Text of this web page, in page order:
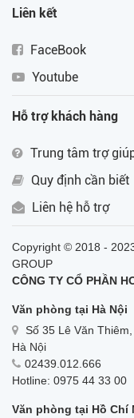
Liên kết
FaceBook
Youtube
Hỗ trợ khách hàng
Trung tâm trợ
Quy định cần biết
Liên hệ hỗ trợ
Copyright © 2018 -
GROUP
CÔNG TY CỔ PHẦN
Văn phòng tại Hà Nội
Số 35 Lê Văn
Hà Nội
02439.012.666
Hotline: 0975 44 33 00
Văn phòng tại Hồ Chí